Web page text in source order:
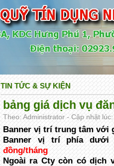
TIN TỨC & SỰ KIỆN
bảng giá dịch vụ
Theo: Administrator - Cập nhật
Banner vị trí trung tâm
Banner vị trí phía
đồng/tháng
Ngoài ra Cty còn có dịch